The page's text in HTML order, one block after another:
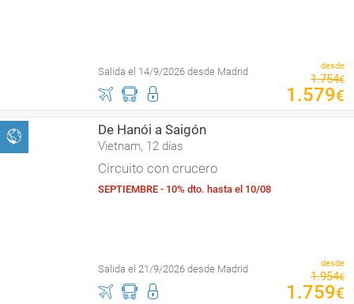
Salida el 14/9/2026 desde Madrid desde
1.754€
1 .579€
De Hanói a Saigón
Vietnam, 12 días
Circuito con crucero
SEPTIEMBRE - 10% dto. hasta el 10/08
Salida el 21/9/2026 desde Madrid desde
1.954€
1 .759€